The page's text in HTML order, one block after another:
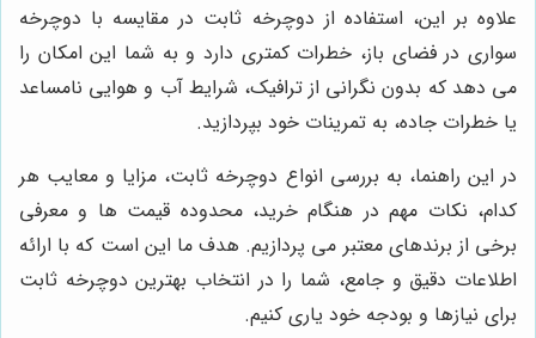
علاوه بر این، استفاده از دوچرخه ثابت در مقایسه با دوچرخه
سواری در فضای باز، خطرات کمتری دارد و به شما این امکان را
می دهد که بدون نگرانی از ترافیک، شرایط آب و هوایی نامساعد
یا خطرات جاده، به تمرینات خود بپردازید.
در این راهنما، به بررسی انواع دوچرخه ثابت، مزایا و معایب هر
کدام، نکات مهم در هنگام خرید، محدوده قیمت ها و معرفی
برخی از برندهای معتبر می پردازیم. هدف ما این است که با ارائه
اطلاعات دقیق و جامع، شما را در انتخاب بهترین دوچرخه ثابت
برای نیازها و بودجه خود یاری کنیم.